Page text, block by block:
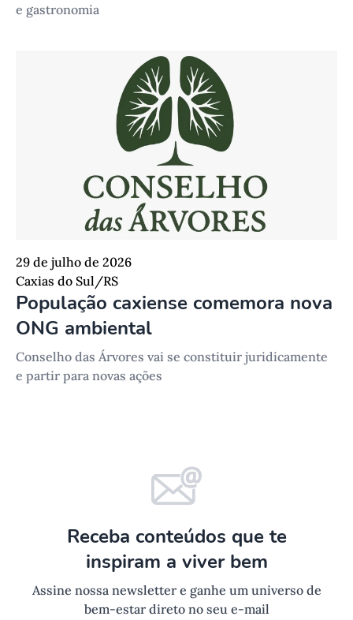
e gastronomia
29 de julho de 2026
Caxias do Sul/RS
População caxiense comemora nova
ONG ambiental
Conselho das Árvores vai se constituir juridicamente
e partir para novas ações
Receba conteúdos que te
inspiram a viver bem
Assine nossa newsletter e ganhe um universo de
bem-estar direto no seu e-mail